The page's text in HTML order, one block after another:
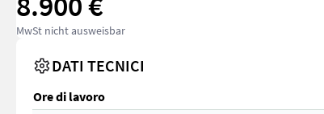
MwSt nicht ausweisbar
DATI TECNICI
Ore di lavoro